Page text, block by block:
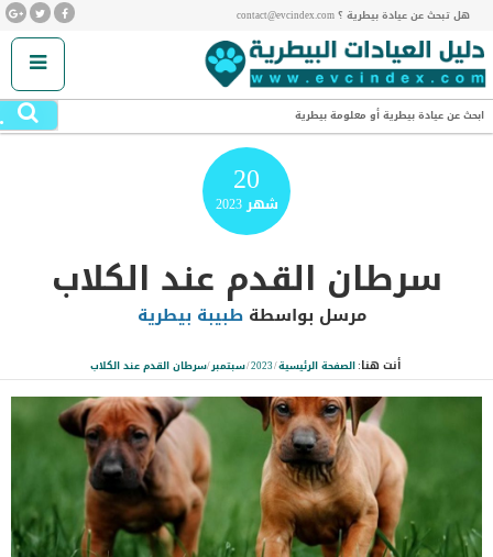
هل تبحث عن عيادة بيطرية ؟ contact@evcindex.com
ابحث عن عيادة بيطرية أو معلومة بيطرية
20
شهر2023
سرطان القدم عند الكلاب
مرسل بواسطة طبيبة بيطرية
أنت هنا:الصفحة الرئيسية/
2023
/سبتمبر/سرطان القدم عند الكلاب